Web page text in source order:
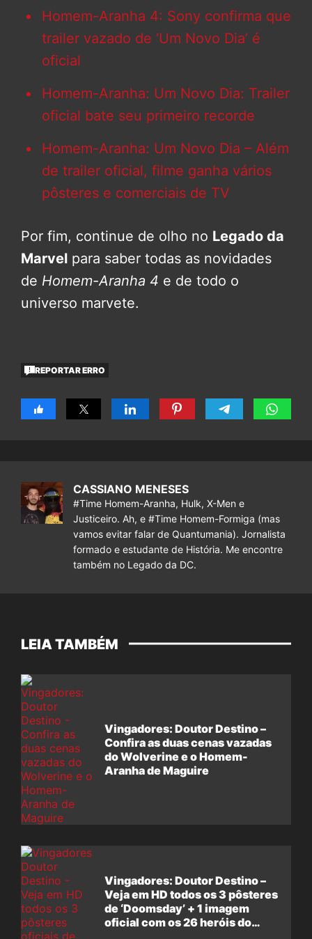
Homem-Aranha 4: Sony confirma que
trailer vazado de ‘Um Novo Dia’ é
oficial
Homem-Aranha: Um Novo Dia: Trailer
oficial bate seu primeiro recorde
Homem-Aranha: Um Novo Dia – Além
de trailer oficial, filme ganha vários
pôsteres e comerciais de TV
Por fim, continue de olho no Legado da
Marvel para saber todas as novidades
de Homem-Aranha 4 e de todo o
universo marvete.
REPORTAR ERRO
CASSIANO MENESES
#Time Homem-Aranha, Hulk, X-Men e
Justiceiro. Ah, e #Time Homem-Formiga (mas
vamos evitar falar de Quantumania). Jornalista
formado e estudante de História. Me encontre
também no Legado da DC.
LEIA TAMBÉM
Vingadores: Doutor Destino –
Confira as duas cenas vazadas
do Wolverine e o Homem-
Aranha de Maguire
Vingadores: Doutor Destino –
Veja em HD todos os 3 pôsteres
de ‘Doomsday’ + 1 imagem
oficial com os 26 heróis do